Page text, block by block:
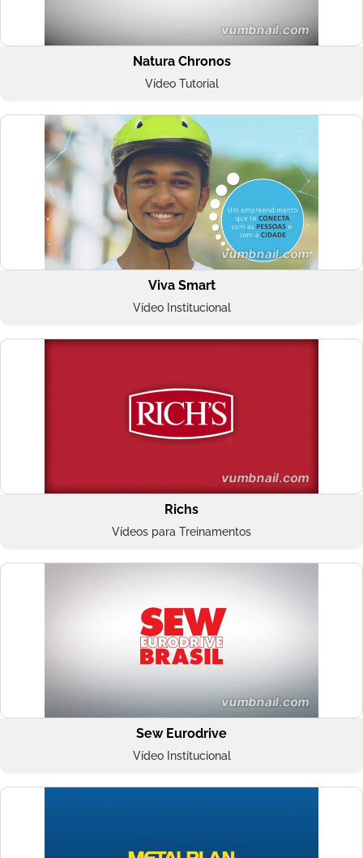
Natura Chronos
Vídeo Tutorial
Viva Smart
Vídeo Institucional
Richs
Vídeos para Treinamentos
Sew Eurodrive
Vídeo Institucional